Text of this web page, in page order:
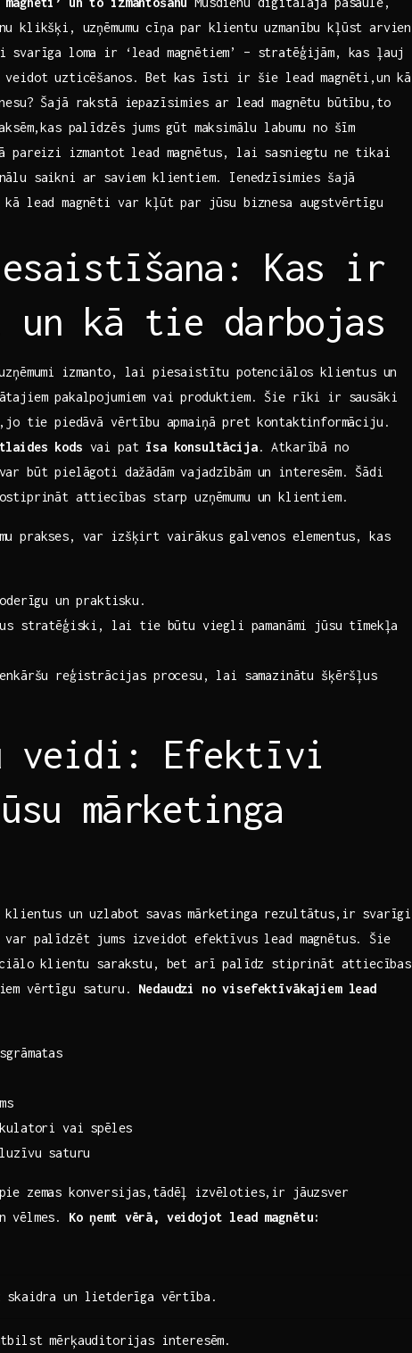
klikšķi, uzņēmumu cīņa par klientu uzmanību kļūst arvien
svarīga loma ir ‘lead magnētiem’ – stratēģijām, kas ļauj
uzticēšanos. Bet kas īsti ir šie lead magnēti,un kā
Šajā rakstā iepazīsimies ar lead magnētu būtību,to
palīdzēs jums‌ gūt maksimālu labumu no šīm
pareizi izmantot lead magnētus, lai ‍sasniegtu ne tikai
​saikni ar saviem ⁤klientiem. Ienedzīsimies šajā
lead magnēti var kļūt par jūsu biznesa augstvērtīgu
Kas ir
un kā tie ‌darbojas
izmanto, lai piesaistītu potenciālos klientus un
pakalpojumiem vai produktiem. Šie rīki ir sausāki
tie piedāvā vērtību apmaiņā pret kontaktinformāciju.
kods vai pat īsa konsultācija. Atkarībā no
būt pielāgoti dažādām vajadzībām un interesēm. Šādi
attiecības starp uzņēmumu un klientiem.
prakses, var izšķirt vairākus galvenos⁤ elementus, kas
un​ praktisku.
stratēģiski, lai tie būtu viegli pamanāmi jūsu tīmekļa
reģistrācijas procesu, lai samazinātu šķēršļus
veidi: Efektīvi
mārketinga⁢
un uzlabot savas mārketinga rezultātus,ir svarīgi
palīdzēt jums izveidot efektīvus lead magnētus. Šie
klientu sarakstu, bet arī palīdz stiprināt attiecības
vērtīgu saturu. Nedaudzi no‍ visefektīvākajiem lead⁣
vai spēles
saturu
pie zemas konversijas,tādēļ izvēloties,ir jāuzsver
vēlmes. Ko ņemt vērā, veidojot lead magnētu:
skaidra un lietderīga vērtība.
mērķauditorijas interesēm.